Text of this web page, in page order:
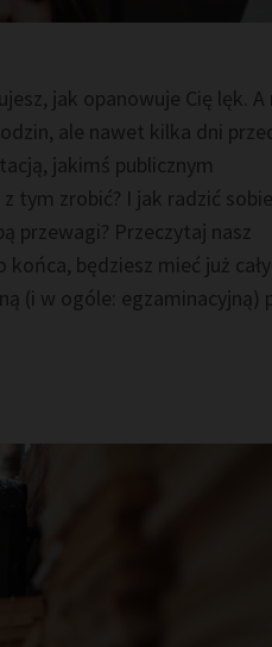
jak opanowuje Cię lęk.
ale nawet kilka dni
jakimś publicznym
tym zrobić? I jak radzić
przewagi? Przeczytaj nasz
będziesz mieć już cały
(i w ogóle: egzaminacyjną)